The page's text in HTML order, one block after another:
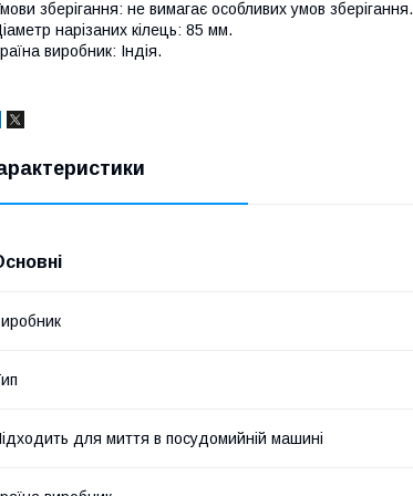
зберігання: не вимагає особливих умов зберігання.
нарізаних кілець: 85 мм.
виробник: Індія.
для миття в посудомийній машині